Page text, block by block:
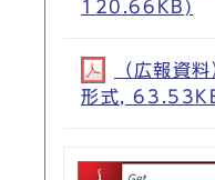
120.66KB)
（広報資
形式,